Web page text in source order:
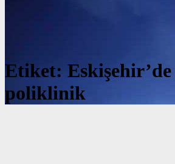
Etiket:
poliklinik